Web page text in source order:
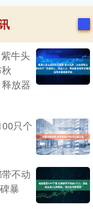
牛头
放器
只个
不动
暴